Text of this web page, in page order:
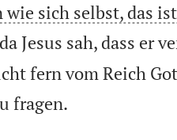
sich selbst, das
Jesus sah, dass er
fern vom Reich
fragen.